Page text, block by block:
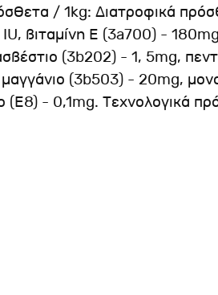
/ 1kg: Διατροφικά
βιταμίνη Ε (3a700) -
(3b202) - 1, 5mg,
(3b503) - 20mg,
- 0,1mg. Τεχνολογικά